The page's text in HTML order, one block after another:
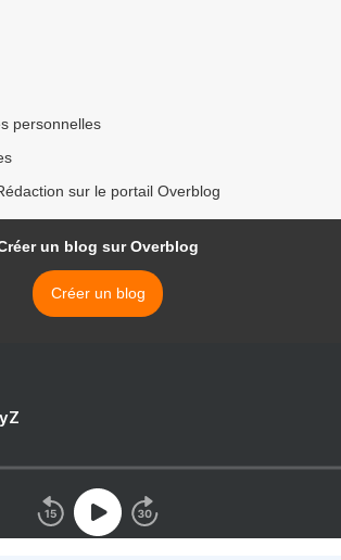
personnelles
sur le portail Overblog
un blog sur Overblog
Créer un blog